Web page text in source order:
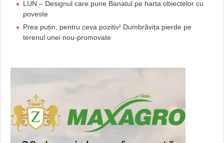
LUN – Designul care pune Banatul pe harta obiectelor cu
poveste
Prea puțin, pentru ceva pozitiv! Dumbrăvița pierde pe
terenul unei nou-promovate